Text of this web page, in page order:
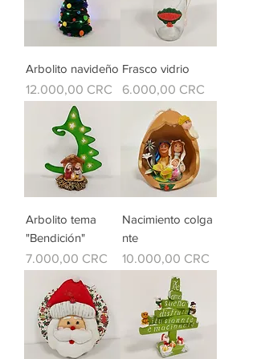
Arbolito navideño
Preu
12.000,00 CRC
Frasco vidrio
Preu
6.000,00 CRC
Arbolito tema
"Bendición"
Preu
7.000,00 CRC
Nacimiento colga
nte
Preu
10.000,00 CRC